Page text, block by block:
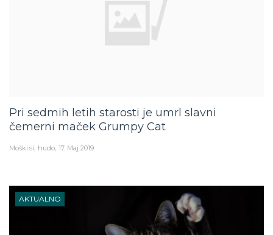
Pri sedmih letih starosti je umrl slavni
čemerni maček Grumpy Cat
Moški.si hudo 17. Maj 2019
AKTUALNO